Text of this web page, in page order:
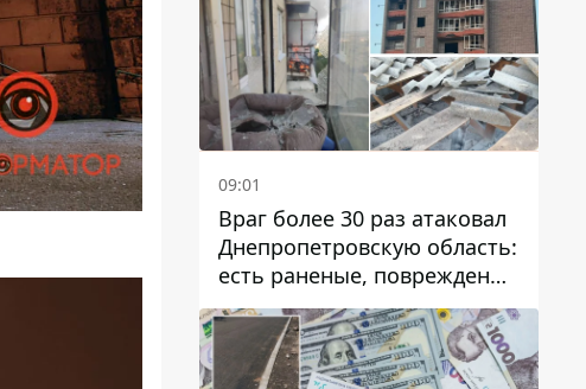
09:01
Враг более 30 раз атаковал
Днепропетровскую область:
есть раненые, повреждены
лицей, дома и предприятия